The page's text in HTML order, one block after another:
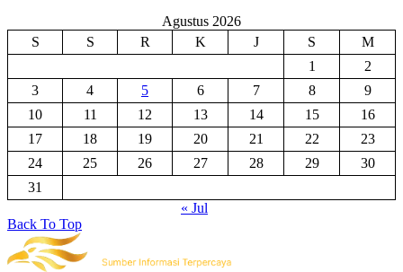
Agustus 2026
S
S R K J S
M
1
2
3
4 5 6 7 8
9
10
11 12 13 14 15
16
17
18 19 20 21 22
23
24
25 26 27 28 29
30
31
« Jul
Back To Top